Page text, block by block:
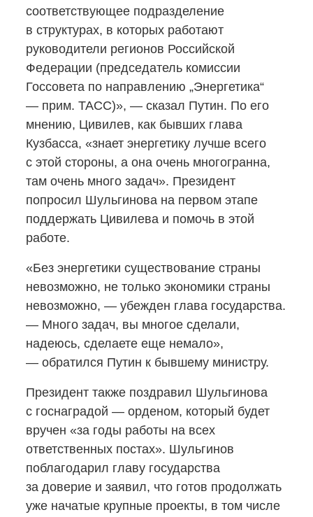
соответствующее подразделение
в структурах, в которых работают
руководители регионов Российской
Федерации (председатель комиссии
Госсовета по направлению „Энергетика“
— прим. ТАСС)», — сказал Путин. По его
мнению, Цивилев, как бывших глава
Кузбасса, «знает энергетику лучше всего
с этой стороны, а она очень многогранна,
там очень много задач». Президент
попросил Шульгинова на первом этапе
поддержать Цивилева и помочь в этой
работе.
«Без энергетики существование страны
невозможно, не только экономики страны
невозможно, — убежден глава государства.
— Много задач, вы многое сделали,
надеюсь, сделаете еще немало»,
— обратился Путин к бывшему министру.
Президент также поздравил Шульгинова
с госнаградой — орденом, который будет
вручен «за годы работы на всех
ответственных постах». Шульгинов
поблагодарил главу государства
за доверие и заявил, что готов продолжать
уже начатые крупные проекты, в том числе